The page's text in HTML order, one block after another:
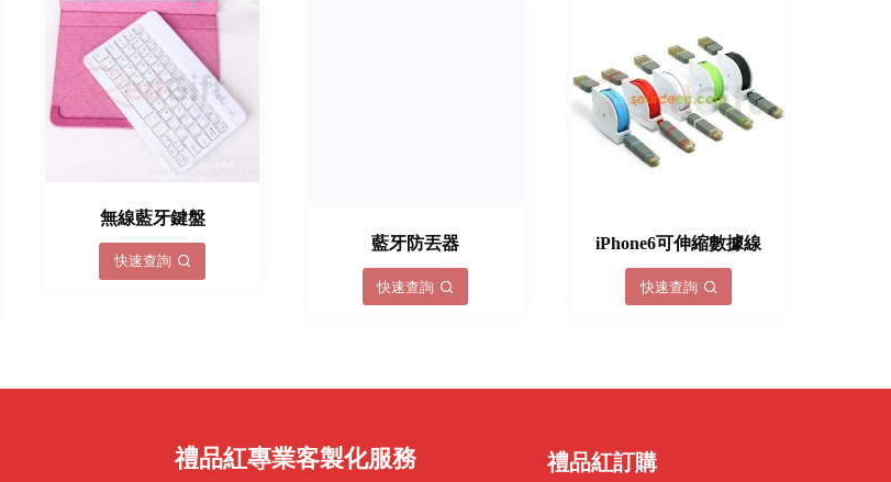
無線藍牙鍵盤
快速查詢
藍牙防丟器
快速查詢
iPhone6​​可伸縮數據線
快速查詢
禮品紅專業客製化服務 禮品紅訂購